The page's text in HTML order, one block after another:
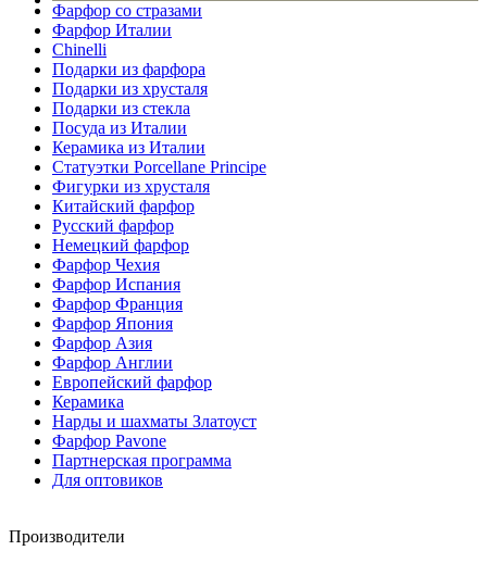
Фарфор со стразами
Фарфор Италии
Chinelli
Подарки из фарфора
Подарки из хрусталя
Подарки из стекла
Посуда из Италии
Керамика из Италии
Статуэтки Porcellane Principe
Фигурки из хрусталя
Китайский фарфор
Русский фарфор
Немецкий фарфор
Фарфор Чехия
Фарфор Испания
Фарфор Франция
Фарфор Япония
Фарфор Азия
Фарфор Англии
Европейский фарфор
Керамика
Нарды и шахматы Златоуст
Фарфор Pavone
Партнерская программа
Для оптовиков
Производители